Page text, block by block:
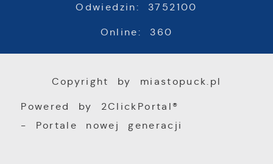
Odwiedzin: 3752100
Online: 360
Copyright by miastopuck.pl
Powered by 2ClickPortal®
- Portale nowej generacji